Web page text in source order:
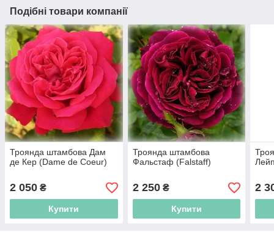
Подібні товари компанії
Троянда штамбова Дам
де Кер (Dame de Coeur)
2 050 ₴
Купити
Троянда штамбова
Фальстаф (Falstaff)
2 250₴
Купити
2